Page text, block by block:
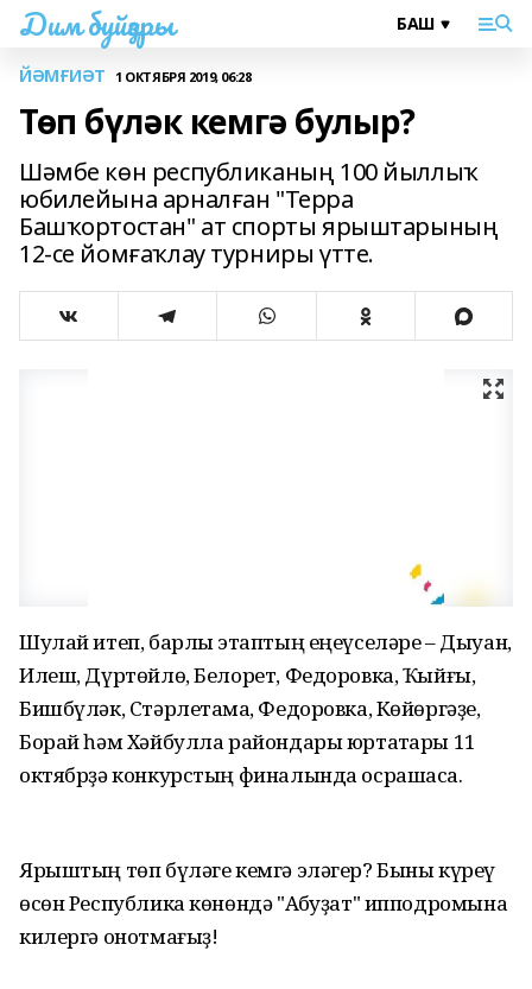
Дим буйҙары
ЙӘМҒИӘТ 1 ОКТЯБРЯ 2019, 06:28
Төп бүләк кемгә булыр?
Шәмбе көн республиканың 100 йыллыҡ
юбилейына арналған "Терра
Башҡортостан" ат спорты ярыштарының
12-се йомғаҡлау турниры үтте.
Шулай итеп, барлыҡ этаптың еңеүселәре – Дыуан,
Илеш, Дүртөйлө, Белорет, Федоровка, Ҡыйғы,
Бишбүләк, Стәрлетамаҡ, Федоровка, Көйөргәҙе,
Борай һәм Хәйбулла райондары юртаҡтары 11
октябрҙә конкурстың финалында осрашасаҡ.
Ярыштың төп бүләге кемгә эләгер? Быны күреү
өсөн Республика көнөндә "Аҡбуҙат" ипподромына
килергә онотмағыҙ!